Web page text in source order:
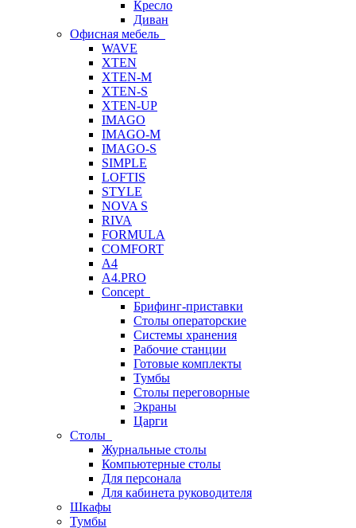
Кресло
Диван
Офисная мебель
WAVE
XTEN
XTEN-M
XTEN-S
XTEN-UP
IMAGO
IMAGO-M
IMAGO-S
SIMPLE
LOFTIS
STYLE
NOVA S
RIVA
FORMULA
COMFORT
A4
A4.PRO
Concept
Брифинг-приставки
Столы операторские
Системы хранения
Рабочие станции
Готовые комплекты
Тумбы
Столы переговорные
Экраны
Царги
Столы
Журнальные столы
Компьютерные столы
Для персонала
Для кабинета руководителя
Шкафы
Тумбы